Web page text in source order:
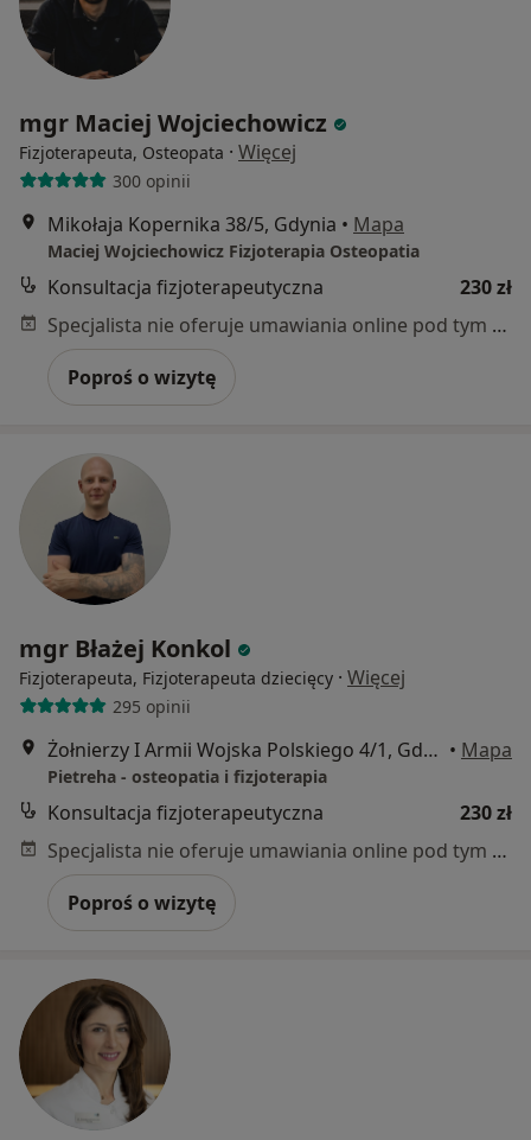
mgr Maciej Wojciechowicz
Fizjoterapeuta, Osteopata · Więcej
300 opinii
Mikołaja Kopernika 38/5, Gdynia • Mapa
Maciej Wojciechowicz Fizjoterapia Osteopatia
Konsultacja fizjoterapeutyczna
230 zł
Specjalista nie oferuje umawiania online pod tym adresem.
Poproś o wizytę
mgr Błażej Konkol
Fizjoterapeuta, Fizjoterapeuta dziecięcy · Więcej
295 opinii
Żołnierzy I Armii Wojska Polskiego 4/1, Gdynia • Mapa
Pietreha - osteopatia i fizjoterapia
Konsultacja fizjoterapeutyczna
230 zł
Specjalista nie oferuje umawiania online pod tym adresem.
Poproś o wizytę